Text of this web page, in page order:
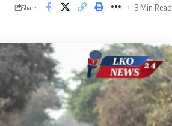
Share 3 Min Read